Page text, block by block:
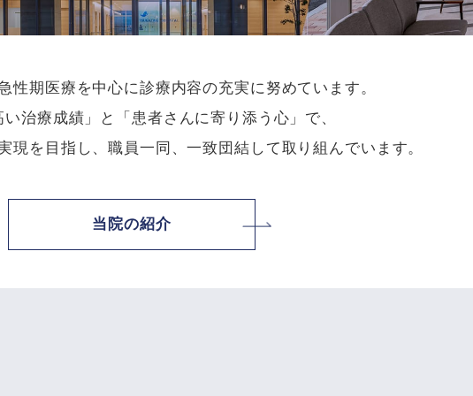
性期医療を中心に診療内容の充実に努めています。
い治療成績」と「患者さんに寄り添う心」で、
現を目指し、職員一同、一致団結して取り組んでいます。
当院の紹介